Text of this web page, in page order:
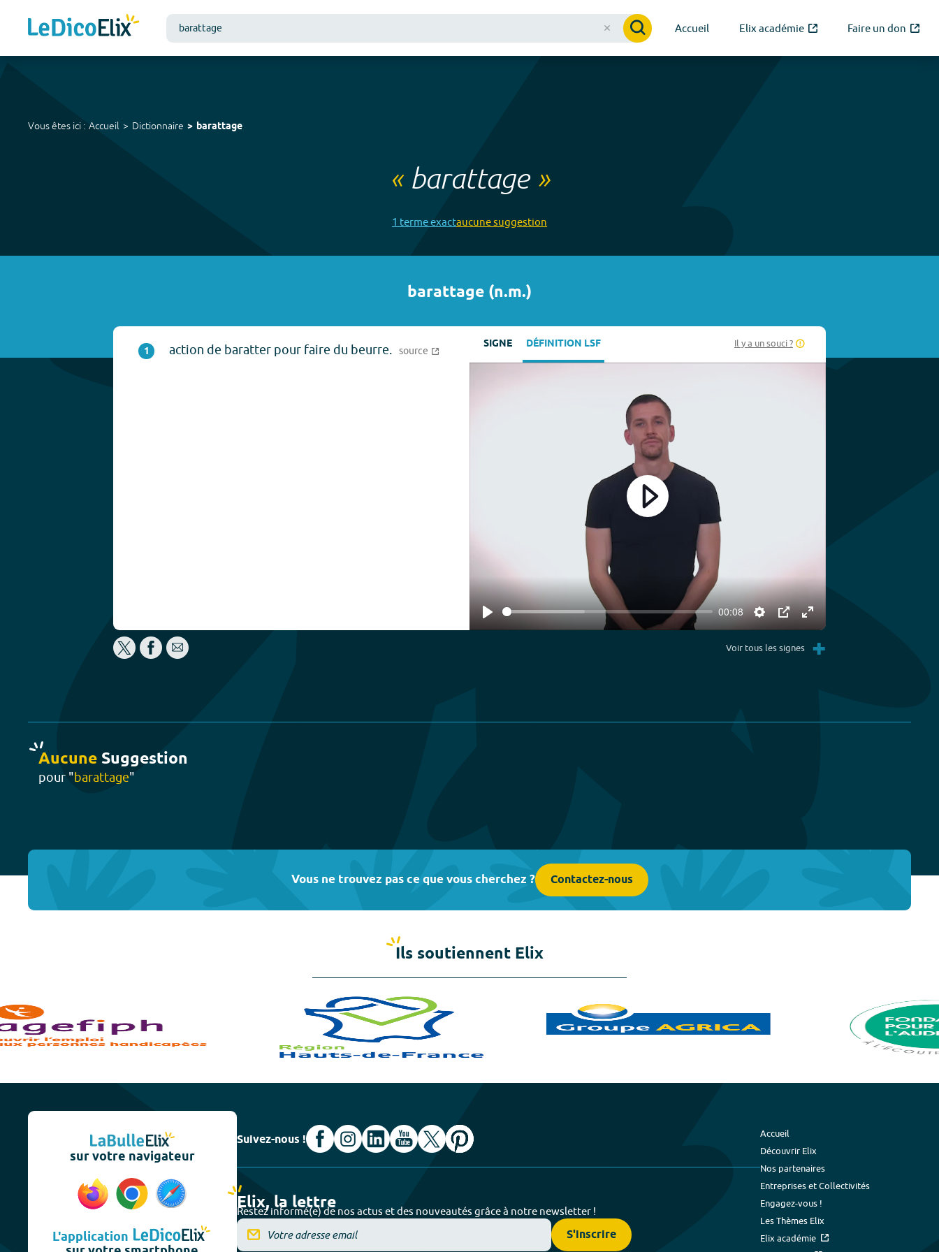
Accueil Elix académie Faire un don
Vous êtes ici : Accueil Dictionnaire barattage
« barattage»
1 termeexactaucunesuggestion
barattage (n.m.)
1 action de baratter pour faire du beurre. source SIGNE DÉFINITION LSF Il y a un souci ?
Play
00:08
Settings
PIP Enter
fullscreen
Play
Voir tous les signes +
Aucune Suggestion
pour "barattage"
Vous ne trouvez pas ce que vous cherchez ? Contactez-nous
Ils soutiennent Elix
sur votre navigateur
L'application
Suivez-nous !
Elix, la lettre
Restez informé(e) de nos actus et des nouveautés grâce à notre newsletter !
S'inscrire
Accueil
Découvrir Elix
Nos partenaires
Entreprises et Collectivités
Engagez-vous !
Les Thèmes Elix
Elix académie